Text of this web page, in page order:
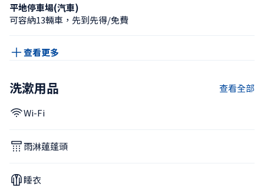
平地停車場(汽車)
可容納13輛車，先到先得/免費
查看更多
洗漱用品 查看全部
Wi-Fi
雨淋蓮蓬頭
睡衣